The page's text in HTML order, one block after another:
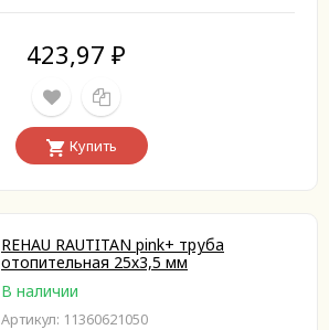
423,97 ₽
Купить
REHAU RAUTITAN pink+ труба
отопительная 25х3,5 мм
В наличии
Артикул: 11360621050